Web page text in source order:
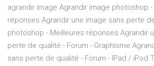
agrandir image Agrandir image photoshop
réponses Agrandir une image sans perte
photoshop - Meilleures réponses Agrandir
perte de qualité - Forum - Graphisme
sans perte de qualité - Forum - IPad / iPod